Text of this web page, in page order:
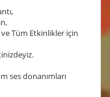
Tüm Etkinlikler için
ses donanımları